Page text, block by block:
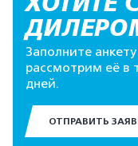
Заполните
рассмотрим её в
дней.
ОТПРАВИТЬ